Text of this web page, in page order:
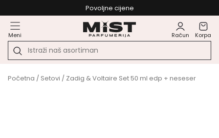
Povoljne cijene
Meni Račun Korpa
Početna / Setovi / Zadig & Voltaire Set 50 ml edp + neseser